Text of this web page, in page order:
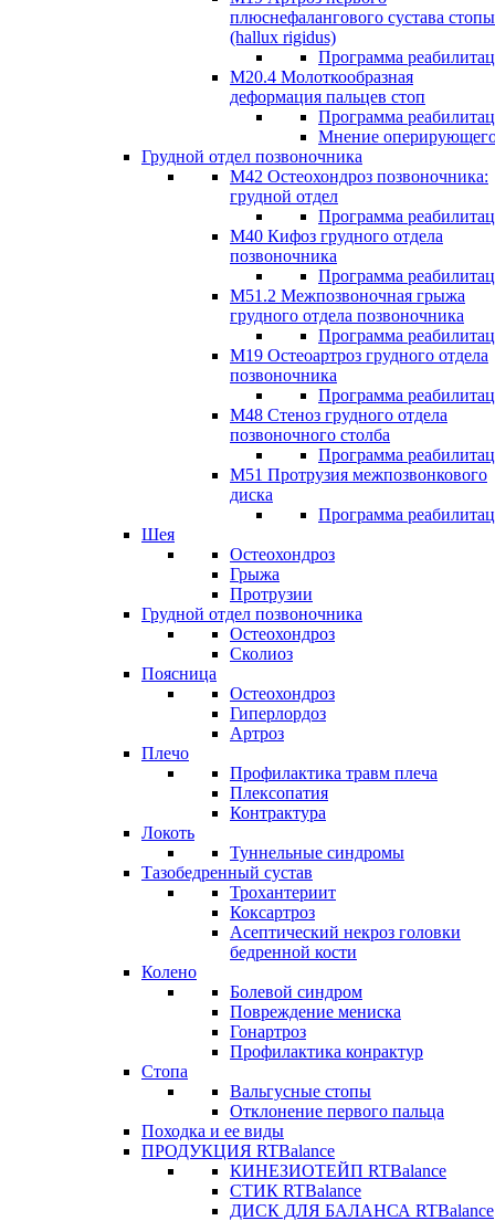
плюснефалангового сустава стопы
(hallux rigidus)
Программа
М20.4 Молоткообразная
деформация пальцев стоп
Программа
Мнение
Грудной отдел позвоночника
М42 Остеохондроз позвоночника:
грудной отдел
Программа
М40 Кифоз грудного отдела
позвоночника
Программа
M51.2 Межпозвоночная грыжа
грудного отдела позвоночника
Программа
М19 Остеоартроз грудного отдела
позвоночника
Программа
M48 Стеноз грудного отдела
позвоночного столба
Программа
М51 Протрузия межпозвонкового
диска
Программа
Шея
Остеохондроз
Грыжа
Протрузии
Грудной отдел позвоночника
Остеохондроз
Сколиоз
Поясница
Остеохондроз
Гиперлордоз
Артроз
Плечо
Профилактика травм плеча
Плексопатия
Контрактура
Локоть
Туннельные синдромы
Тазобедренный сустав
Трохантериит
Коксартроз
Асептический некроз головки
бедренной кости
Колено
Болевой синдром
Повреждение мениска
Гонартроз
Профилактика конрактур
Стопа
Вальгусные стопы
Отклонение первого пальца
Походка и ее виды
ПРОДУКЦИЯ RTBalance
КИНЕЗИОТЕЙП RTBalance
СТИК RTBalance
ДИСК ДЛЯ БАЛАНСА RTBalance